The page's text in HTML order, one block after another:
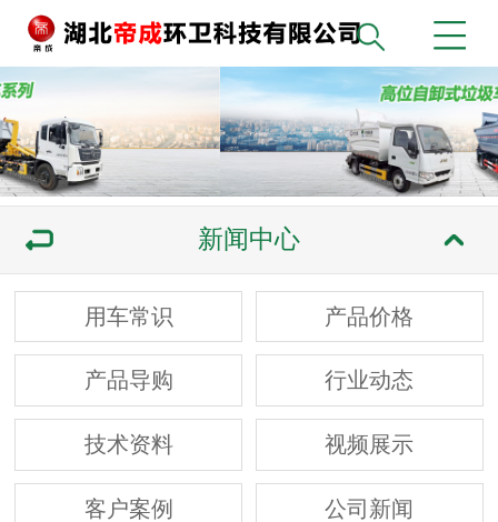
新闻中心
用车常识 产品价格
产品导购 行业动态
技术资料 视频展示
客户案例 公司新闻